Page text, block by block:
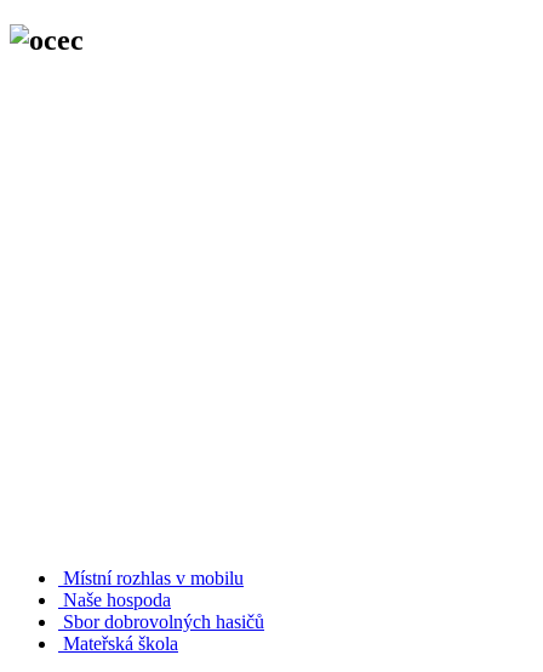
Místní rozhlas v mobilu
Naše hospoda
Sbor dobrovolných hasičů
Mateřská škola